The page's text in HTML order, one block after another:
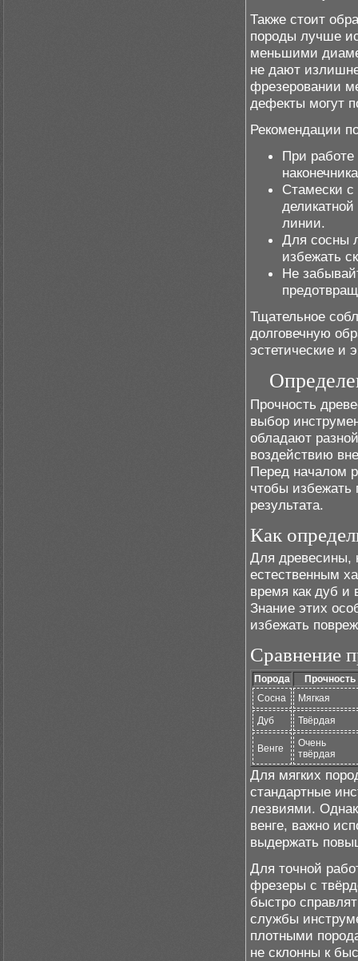
Также стоит
породы лучше
меньшими
не дают
фрезеровании
дефекты могут
Рекомендации
При
Стамески
линии.
Для сосны
избежать
Не
Тщательное
долговечную
эстетические и
Прочность
выбор
обладают
воздействию
Перед началом
чтобы избежать
результата.
Как
Для древесины,
естественным
время как дуб и
Знание этих
избежать
Сравнение
Порода
Прочность
Сосна
Мягкая
Дуб
Твёрдая
Венге
Очень
твёрдая
Для мягких
стандартные
лезвиями.
венге, важно
выдержать
Для точной
фрезеры с
быстро
службы
плотными
не склонны к